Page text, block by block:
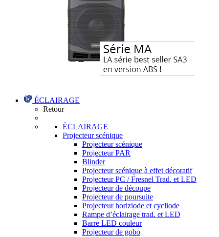
ÉCLAIRAGE
Retour
ÉCLAIRAGE
Projecteur scénique
Projecteur scénique
Projecteur PAR
Blinder
Projecteur scénique à effet décoratif
Projecteur PC / Fresnel Trad. et LED
Projecteur de découpe
Projecteur de poursuite
Projecteur horiziode et cycliode
Rampe d’éclairage trad. et LED
Barre LED couleur
Projecteur de gobo